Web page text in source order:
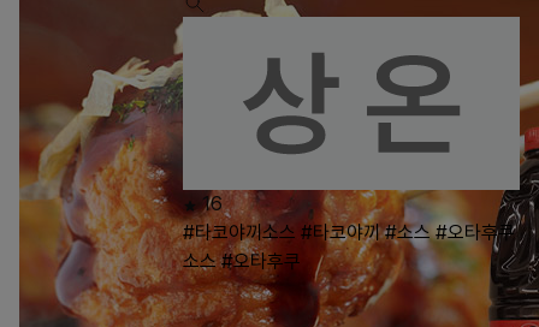
16
#타코야끼소스 #타코야끼 #소스 #오타후쿠
소스 #오타후쿠